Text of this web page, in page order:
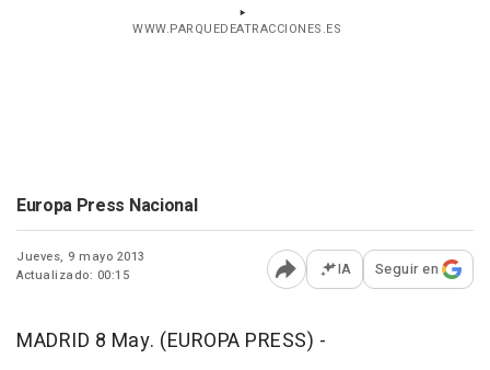
WWW.PARQUEDEATRACCIONES.ES
Europa Press Nacional
Jueves, 9 mayo 2013
Actualizado: 00:15
Abrir opciones para
IA Seguir en
MADRID 8 May. (EUROPA PRESS) -